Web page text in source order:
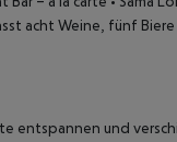
acht Weine, fünf
entspannen und